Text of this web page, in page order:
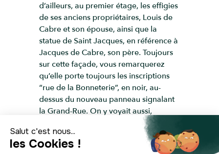
d’ailleurs, au premier étage, les effigies
de ses anciens propriétaires, Louis de
Cabre et son épouse, ainsi que la
statue de Saint Jacques, en référence à
Jacques de Cabre, son père. Toujours
sur cette façade, vous remarquerez
qu’elle porte toujours les inscriptions
“rue de la Bonneterie”, en noir, au-
dessus du nouveau panneau signalant
la Grand-Rue. On y voyait aussi,
autrefois, des fleurs de lys, mais celles-
ci furent détruites pendant la
Révolution, étant un symbole royal.